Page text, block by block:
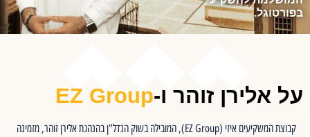
format_underlined הוסף קו תחתון לקישורים
font_download סמן קישורים
כל
האפשרויות
הצהרת נגישות
בפורטוגל.
על אלירן זוהר ו-EZ Group
קבוצת המשקיעים איזי (EZ Group), המובילה בשוק הנדל"ן בהנהגת אלירן זוהר, מזמינה